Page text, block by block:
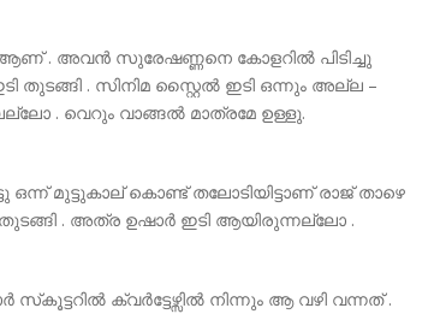
. അവൻ സുരേഷണ്ണനെ കോളറിൽ പിടിച്ചു
തുടങ്ങി . സിനിമ സ്റ്റൈൽ ഇടി ഒന്നും അല്ല –
. വെറും വാങ്ങൽ മാത്രമേ ഉള്ളു.
മുട്ടുകാല് കൊണ്ട് തലോടിയിട്ടാണ് രാജ് താഴെ
. അത്ര ഉഷാർ ഇടി ആയിരുന്നല്ലോ .
ക്വർട്ടേഴ്സിൽ നിന്നും ആ വഴി വന്നത് .